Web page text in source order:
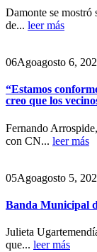
Damonte se mostró
de... leer más
06Agoagosto 6,
“Estamos
creo que los
Fernando
con CN... leer más
05Agoagosto 5,
Banda Municipal
Julieta
que... leer más